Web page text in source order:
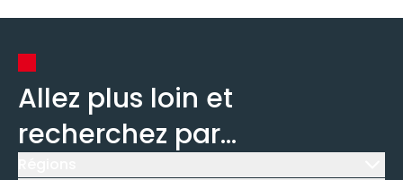
Allez plus loin et
recherchez par...